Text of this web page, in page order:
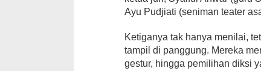
Ayu Pudjiati (seniman teater
Ketiganya tak hanya menilai,
tampil di panggung. Mereka
gestur, hingga pemilihan diksi